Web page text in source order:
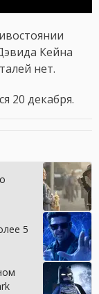
Кейна
нет.
20 декабря.
5